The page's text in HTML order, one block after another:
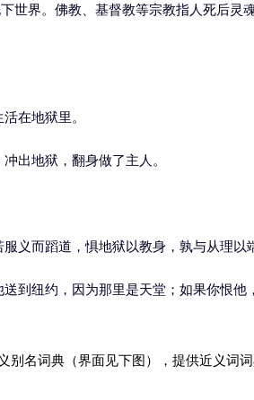
世界。佛教、基督教等宗教指人死后灵
在地狱里。
出地狱，翻身做了主人。
义而蹈道，惧地狱以教身，孰与从理以
到纽约，因为那里是天堂；如果你恨
别名词典（界面见下图），提供近义词